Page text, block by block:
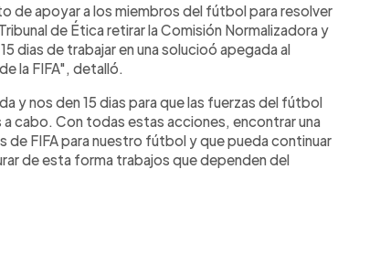
de apoyar a los miembros del fútbol para resolver
de Ética retirar la Comisión Normalizadora y
dias de trabajar en una solucioó apegada al
la FIFA", detalló.
y nos den 15 dias para que las fuerzas del fútbol
a cabo. Con todas estas acciones, encontrar una
de FIFA para nuestro fútbol y que pueda continuar
de esta forma trabajos que dependen del